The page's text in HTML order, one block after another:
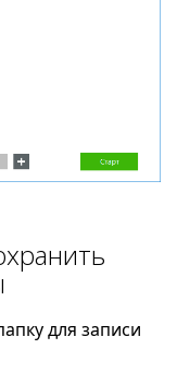
для записи